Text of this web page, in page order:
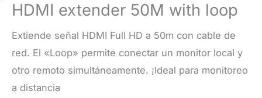
HDMI extender 50M with loop
Extiende señal HDMI Full HD a 50m con cable de
red. El «Loop» permite conectar un monitor local y
otro remoto simultáneamente. ¡Ideal para monitoreo
a distancia